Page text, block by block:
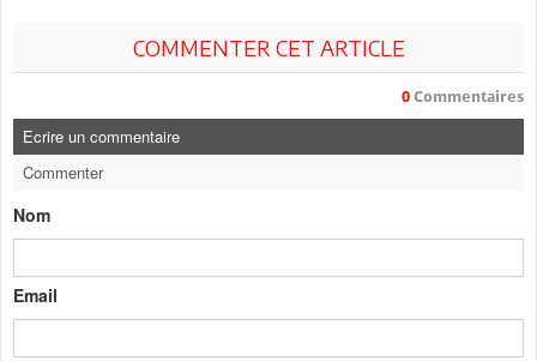
COMMENTER CET ARTICLE
0 Commentaires
Ecrire un commentaire
Commenter
Nom
Email